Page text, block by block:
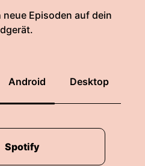
Episoden auf dein
Android Desktop
Spotify